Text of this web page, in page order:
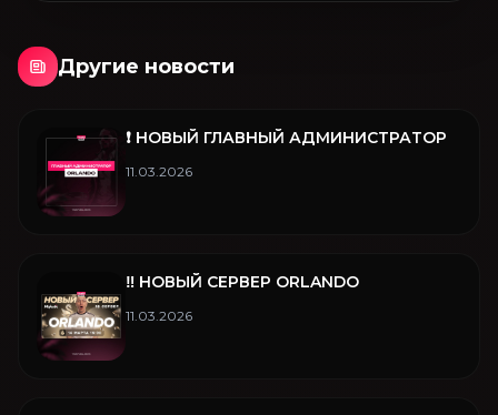
Другие новости
❗️ НОВЫЙ ГЛАВНЫЙ АДМИНИСТРАТОР
11.03.2026
‼️ НОВЫЙ СЕРВЕР ORLANDO
11.03.2026